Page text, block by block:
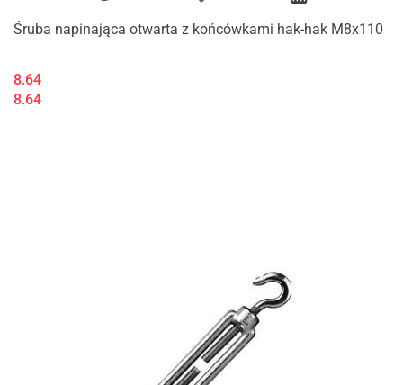
Śruba napinająca otwarta z końcówkami hak-hak M8x110
8.64
8.64